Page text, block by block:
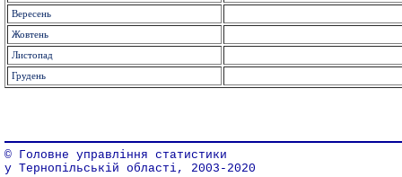
Вересень
Жовтень
Листопад
Грудень
© Головне управління статистики
у Тернопільській області, 2003-2020